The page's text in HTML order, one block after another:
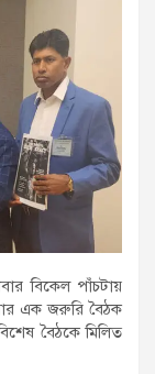
বিকেল পাঁচটায়
এক জরুরি বৈঠক
বৈঠকে মিলিত